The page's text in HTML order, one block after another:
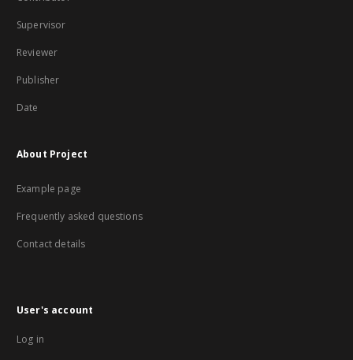
Supervisor
Reviewer
Publisher
Date
About Project
Example page
Frequently asked questions
Contact details
User's account
Log in